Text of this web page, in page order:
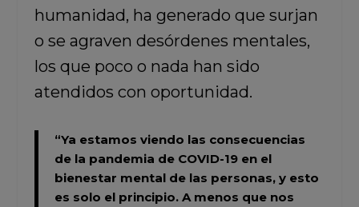
humanidad, ha generado que surjan
o se agraven desórdenes mentales,
los que poco o nada han sido
atendidos con oportunidad.
“Ya estamos viendo las consecuencias
de la pandemia de COVID-19 en el
bienestar mental de las personas, y esto
es solo el principio. A menos que nos